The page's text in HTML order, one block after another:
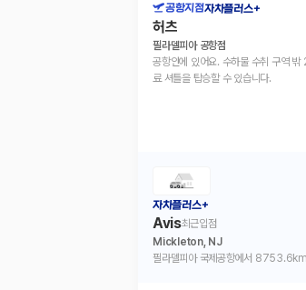
공항지점자차플러스+
허츠
필라델피아 공항점
공항안에 있어요. 수하물 수취 구역
료 셔틀을 탑승할 수 있습니다.
자차플러스+
Avis최근입점
Mickleton, NJ
필라델피아 국제공항에서 8753.6km